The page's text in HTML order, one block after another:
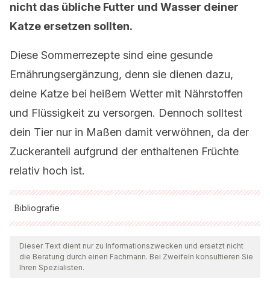
nicht das übliche Futter und Wasser deiner
Katze ersetzen sollten.
Diese Sommerrezepte sind eine gesunde
Ernährungsergänzung, denn sie dienen dazu,
deine Katze bei heißem Wetter mit Nährstoffen
und Flüssigkeit zu versorgen. Dennoch solltest
dein Tier nur in Maßen damit verwöhnen, da der
Zuckeranteil aufgrund der enthaltenen Früchte
relativ hoch ist.
Bibliografie
Alle zitierten Quellen wurden von unserem Team gründlich
geprüft, um deren Qualität, Verlässlichkeit, Aktualität und
Gültigkeit zu gewährleisten. Die Bibliographie dieses Artikels
Dieser Text dient nur zu Informationszwecken und ersetzt nicht
die Beratung durch einen Fachmann. Bei Zweifeln konsultieren Sie
Ihren Spezialisten.